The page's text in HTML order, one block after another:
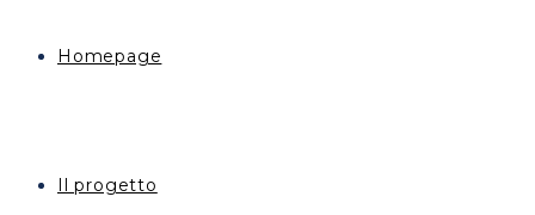
Homepage
Il progetto